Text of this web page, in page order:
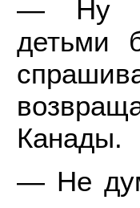
— Ну
детьми
Канады.
— Не